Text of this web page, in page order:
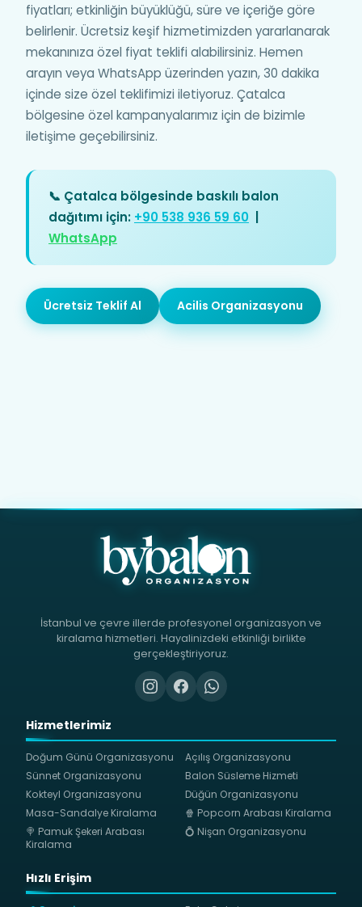
fiyatları; etkinliğin büyüklüğü, süre ve içeriğe göre
belirlenir. Ücretsiz keşif hizmetimizden yararlanarak
mekanınıza özel fiyat teklifi alabilirsiniz. Hemen
arayın veya WhatsApp üzerinden yazın, 30 dakika
içinde size özel teklifimizi iletiyoruz. Çatalca
bölgesine özel kampanyalarımız için de bizimle
iletişime geçebilirsiniz.
📞 Çatalca bölgesinde baskılı balon
dağıtımı için: +90 538 936 59 60 |
WhatsApp
Ücretsiz Teklif Al Acilis Organizasyonu
İstanbul ve çevre illerde profesyonel organizasyon ve
kiralama hizmetleri. Hayalinizdeki etkinliği birlikte
gerçekleştiriyoruz.
Hizmetlerimiz
Doğum Günü Organizasyonu
Açılış Organizasyonu
Sünnet Organizasyonu
Balon Süsleme Hizmeti
Kokteyl Organizasyonu
Düğün Organizasyonu
Masa-Sandalye Kiralama
🍿 Popcorn Arabası Kiralama
🍭 Pamuk Şekeri Arabası
Kiralama
💍 Nişan Organizasyonu
Hızlı Erişim